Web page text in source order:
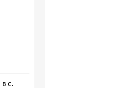
в с.